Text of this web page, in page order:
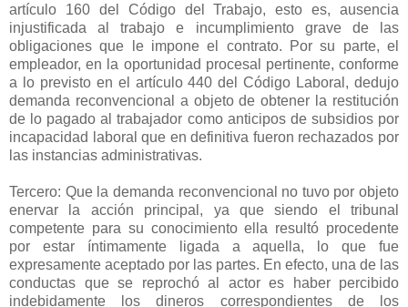
artículo 160 del Código del Trabajo, esto es, ausencia
injustificada al trabajo e incumplimiento grave de las
obligaciones que le impone el contrato. Por su parte, el
empleador, en la oportunidad procesal pertinente, conforme
a lo previsto en el artículo 440 del Código Laboral, dedujo
demanda reconvencional a objeto de obtener la restitución
de lo pagado al trabajador como anticipos de subsidios por
incapacidad laboral que en definitiva fueron rechazados por
las instancias administrativas.
Tercero: Que la demanda reconvencional no tuvo por objeto
enervar la acción principal, ya que siendo el tribunal
competente para su conocimiento ella resultó procedente
por estar íntimamente ligada a aquella, lo que fue
expresamente aceptado por las partes. En efecto, una de las
conductas que se reprochó al actor es haber percibido
indebidamente los dineros correspondientes de los